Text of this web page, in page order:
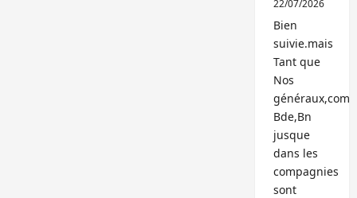
22/07/2026
Bien
suivie.mais
Tant que
Nos
généraux,com
Bde,Bn
jusque
dans les
compagnies
sont